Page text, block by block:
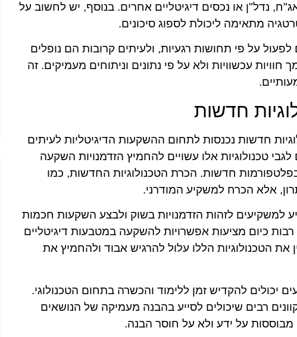
נדל"ן או נכסים דיגיטליים אחרים. בנוסף, יש לחשוב על
מתאימה ליכולת לספוג סיכונים.
על פי תחושות רגעיות, ולעיתים קרובות הם נופלים
עכשוויות ולא על פי נתונים וניתוחים מעמיקים. זה
חדשות
חדשות נכנסות לתחום ההשקעות הדיגיטליות לעיתים
טכנולוגיות אלו עשויים להחמיץ הזדמנויות השקעה
חדשות. הכרת הטכנולוגיות החדשות, כמו
אלא הכרח למשקיע המודרני.
למשקיעים לזהות הזדמנויות בשוק ולבצע השקעות חכמות
כיום מציעות אפשרויות להשקעה במטבעות דיגיטליים
את הטכנולוגיות הללו עלול להרגיש אבוד ולהחמיץ את
יכולים להקדיש זמן ללימוד והכשרה בתחום הטכנולוגי.
רבים שיכולים לסייע בהבנה מעמיקה של הנושאים
על ידע ולא על חוסר הבנה.